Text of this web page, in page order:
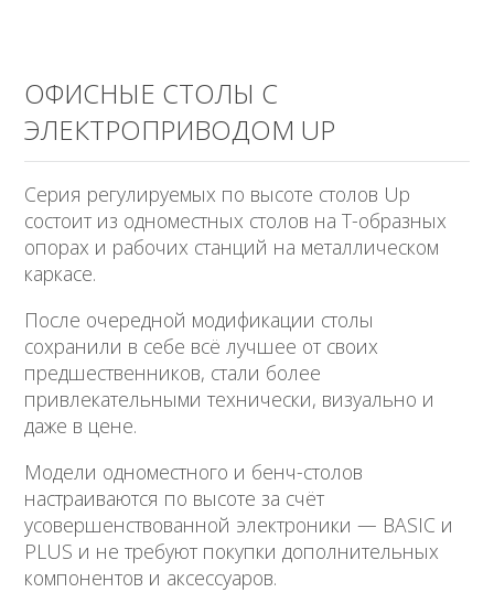
ОФИСНЫЕ СТОЛЫ С
ЭЛЕКТРОПРИВОДОМ UP
Серия регулируемых по высоте столов Up
состоит из одноместных столов на Т-образных
опорах и рабочих станций на металлическом
каркасе.
После очередной модификации столы
сохранили в себе всё лучшее от своих
предшественников, стали более
привлекательными технически, визуально и
даже в цене.
Модели одноместного и бенч-столов
настраиваются по высоте за счёт
усовершенствованной электроники — BASIC и
PLUS и не требуют покупки дополнительных
компонентов и аксессуаров.